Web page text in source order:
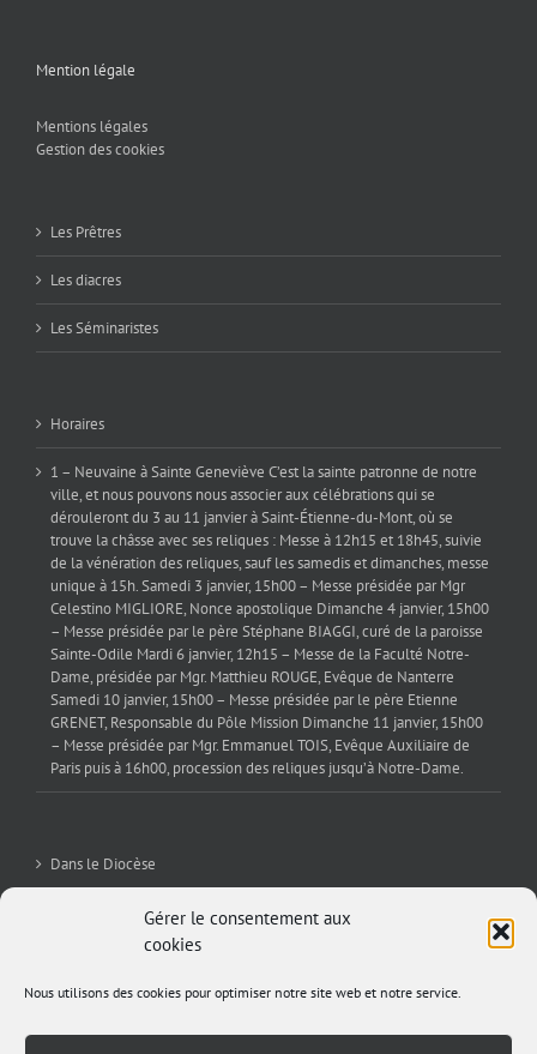
Gérer le consentement aux
cookies
Nous utilisons des cookies pour optimiser notre site web et notre service.
Mention légale
Mentions légales
Gestion des cookies
Les Prêtres
Les diacres
Les Séminaristes
Horaires
1 – Neuvaine à Sainte Geneviève C’est la sainte patronne de notre
ville, et nous pouvons nous associer aux célébrations qui se
dérouleront du 3 au 11 janvier à Saint-Étienne-du-Mont, où se
trouve la châsse avec ses reliques : Messe à 12h15 et 18h45, suivie
de la vénération des reliques, sauf les samedis et dimanches, messe
unique à 15h. Samedi 3 janvier, 15h00 – Messe présidée par Mgr
Celestino MIGLIORE, Nonce apostolique Dimanche 4 janvier, 15h00
– Messe présidée par le père Stéphane BIAGGI, curé de la paroisse
Sainte-Odile Mardi 6 janvier, 12h15 – Messe de la Faculté Notre-
Dame, présidée par Mgr. Matthieu ROUGE, Evêque de Nanterre
Samedi 10 janvier, 15h00 – Messe présidée par le père Etienne
GRENET, Responsable du Pôle Mission Dimanche 11 janvier, 15h00
– Messe présidée par Mgr. Emmanuel TOIS, Evêque Auxiliaire de
Paris puis à 16h00, procession des reliques jusqu’à Notre-Dame.
Dans le Diocèse